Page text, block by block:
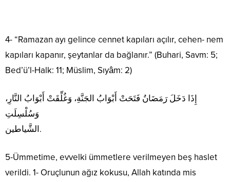
4- “Ramazan ayı gelince cennet kapıları açılır, cehen- nem
kapıları kapanır, şeytanlar da bağlanır.” (Buhari, Savm: 5;
Bed’ü’l-Halk: 11; Müslim, Sıyâm: 2)
إِذَا دَخَلَ رَمَضَانُ فَتَحَتْ أَبْوَابُ الجَنَّةِ، وَغُلِّقَتْ أَبْوَابُ النَّارِ،
وَسُلْسِلَتِ
الشَّياطين.
5-Ümmetime, evvelki ümmetlere verilmeyen beş haslet
verildi. 1- Oruçlunun ağız kokusu, Allah katında mis